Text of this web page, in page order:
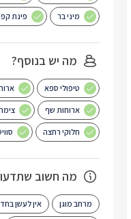
מיני בר פינת
מה יש בנוסף?
טיפולי ספא
ארוחות שף
חלוקי רחצה
מה חשוב
מרחב מוגן אין לעשן